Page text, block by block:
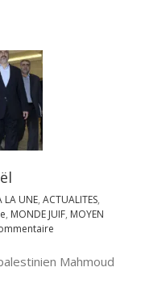
LA UNE, ACTUALITES,
, MONDE JUIF, MOYEN
Mahmoud